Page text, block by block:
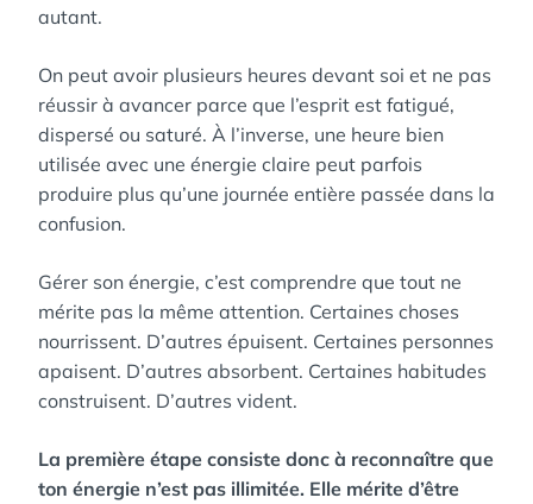
autant.
On peut avoir plusieurs heures devant soi et ne pas
réussir à avancer parce que l’esprit est fatigué,
dispersé ou saturé. À l’inverse, une heure bien
utilisée avec une énergie claire peut parfois
produire plus qu’une journée entière passée dans la
confusion.
Gérer son énergie, c’est comprendre que tout ne
mérite pas la même attention. Certaines choses
nourrissent. D’autres épuisent. Certaines personnes
apaisent. D’autres absorbent. Certaines habitudes
construisent. D’autres vident.
La première étape consiste donc à reconnaître que
ton énergie n’est pas illimitée. Elle mérite d’être